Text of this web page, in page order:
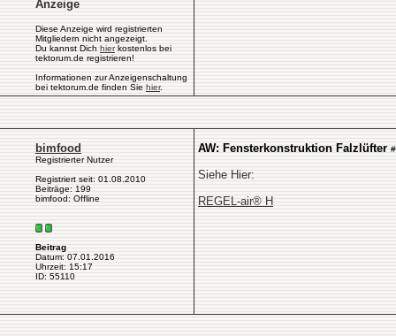
Anzeige
Diese Anzeige wird registrierten
Mitgliedern nicht angezeigt.
Du kannst Dich hierkostenlos bei
tektorum.de registrieren!
Informationen zur Anzeigenschaltung
bei tektorum.de finden Sie hier.
bimfood
Registrierter Nutzer
Registriert seit: 01.08.2010
Beiträge: 199
bimfood: Offline
Beitrag
Datum: 07.01.2016
Uhrzeit: 15:17
ID: 55110
AW: Fensterkonstruktion Falzlüfter #
Siehe Hier:
REGEL-air® H